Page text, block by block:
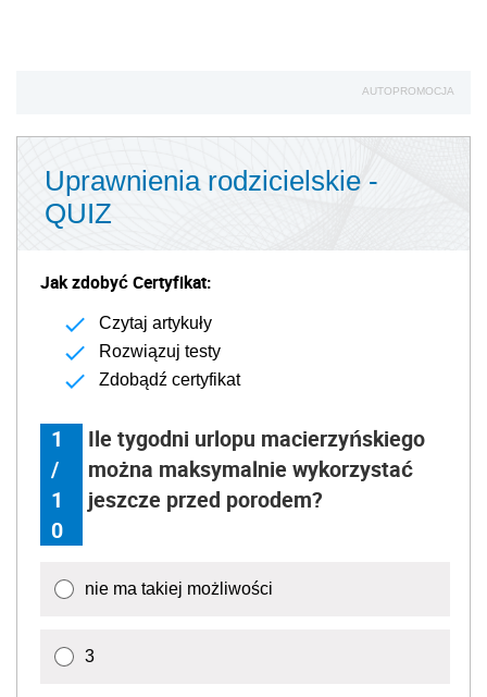
AUTOPROMOCJA
Uprawnienia rodzicielskie -
QUIZ
Jak zdobyć Certyfikat:
Czytaj artykuły
Rozwiązuj testy
Zdobądź certyfikat
1
/
1
0
Ile tygodni urlopu macierzyńskiego
można maksymalnie wykorzystać
jeszcze przed porodem?
nie ma takiej możliwości
3